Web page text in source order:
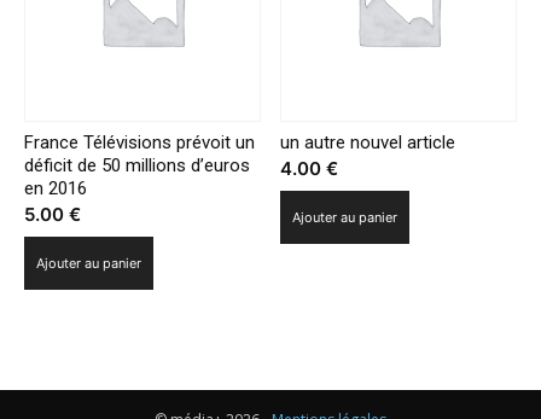
France Télévisions prévoit un
déficit de 50 millions d’euros
en 2016
5.00 €
Ajouter au panier
un autre nouvel article
4.00€
Ajouter au panier